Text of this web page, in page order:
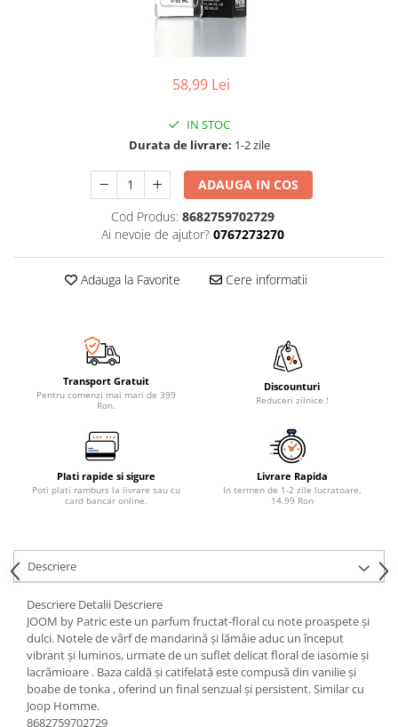
58,99 Lei
IN STOC
Durata de livrare: 1-2 zile
ADAUGA IN COS
Cod Produs: 8682759702729
Ai nevoie de ajutor? 0767273270
Adauga la Favorite Cere informatii
Transport Gratuit
Pentru comenzi mai mari de 399
Ron.
Discounturi
Reduceri zilnice !
Plati rapide si sigure
Poti plati ramburs la livrare sau cu
card bancar online.
Livrare Rapida
In termen de 1-2 zile lucratoare,
14.99 Ron
Descriere
Descriere Detalii Descriere
JOOM by Patric este un parfum fructat-floral cu note proaspete și
dulci. Notele de vârf de mandarină și lămâie aduc un început
vibrant și luminos, urmate de un suflet delicat floral de iasomie și
lacrămioare . Baza caldă și catifelată este compusă din vanilie și
boabe de tonka , oferind un final senzual și persistent. Similar cu
Joop Homme.
8682759702729